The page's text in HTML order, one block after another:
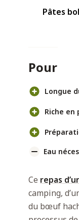
Pâtes
Pour et
Longue
Riche
Eau
Ce repas
camping,
du bœuf